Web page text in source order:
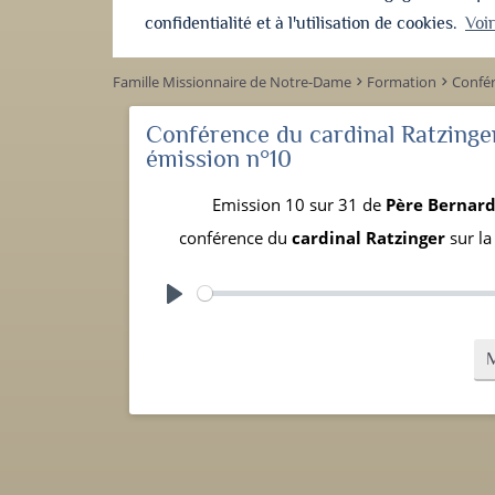
confidentialité et à l'utilisation de cookies.
Famille Missionnaire de Notre-Dame keyboard_arrow_right Formation keyboard_arrow_right
Conférence du cardinal
émission n°10
Emission 10 sur 31 de Père Bernard
conférence du cardinal Ratzinger sur la